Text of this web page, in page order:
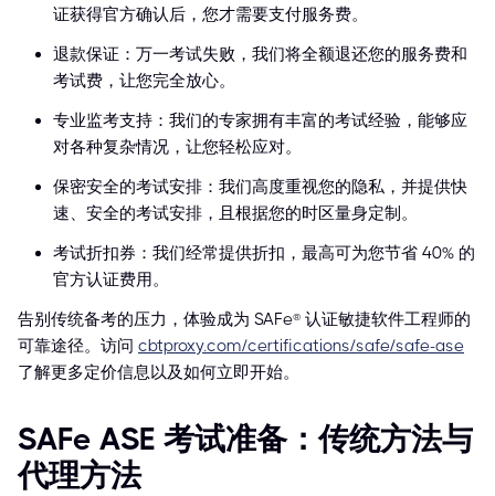
证获得官方确认后，您才需要支付服务费。
退款保证：万一考试失败，我们将全额退还您的服务费和
考试费，让您完全放心。
专业监考支持：我们的专家拥有丰富的考试经验，能够应
对各种复杂情况，让您轻松应对。
保密安全的考试安排：我们高度重视您的隐私，并提供快
速、安全的考试安排，且根据您的时区量身定制。
考试折扣券：我们经常提供折扣，最高可为您节省 40% 的
官方认证费用。
告别传统备考的压力，体验成为 SAFe® 认证敏捷软件工程师的
可靠途径。访问 cbtproxy.com/certifications/safe/safe-ase
了解更多定价信息以及如何立即开始。
SAFe ASE 考试准备：传统方法与
代理方法